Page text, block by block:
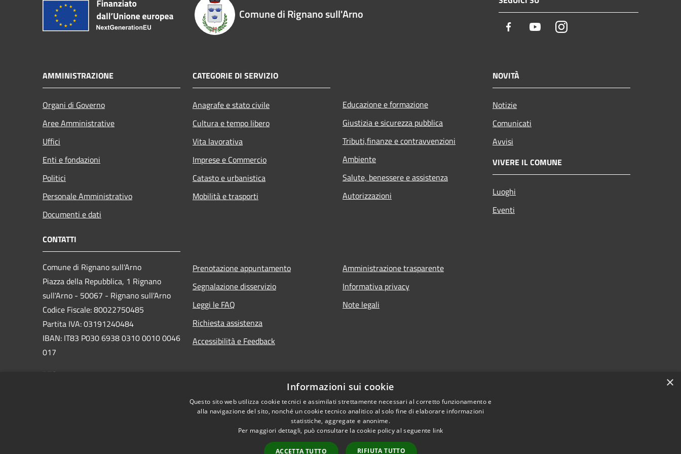
Comune di Rignano sull'Arno
Facebook YoutubeInstagram
AMMINISTRAZIONE
Organi di Governo
Aree Amministrative
Uffici
Enti e fondazioni
Politici
Personale Amministrativo
Documenti e dati
CATEGORIE DI SERVIZIO
Anagrafe e stato civile
Cultura e tempo libero
Vita lavorativa
Imprese e Commercio
Catasto e urbanistica
Mobilità e trasporti
Educazione e formazione
Giustizia e sicurezza pubblica
Tributi,finanze e contravvenzioni
Ambiente
Salute, benessere e assistenza
Autorizzazioni
NOVITÀ
Notizie
Comunicati
Avvisi
VIVERE IL COMUNE
Luoghi
Eventi
CONTATTI
Comune di Rignano sull'Arno
Piazza della Repubblica, 1 Rignano
sull'Arno - 50067 - Rignano sull'Arno
Codice Fiscale: 80022750485
Partita IVA: 03191240484
IBAN: IT83 P030 6938 0310 0010 0046
017
PEC:
Prenotazione appuntamento
Segnalazione disservizio
Leggi le FAQ
Richiesta assistenza
Accessibilità e Feedback
Amministrazione trasparente
Informativa privacy
Note legali
×
Informazioni sui cookie
Questo sito web utilizza cookie tecnici e assimilati strettamente necessari al corretto funzionamento e
alla navigazione del sito, nonché un cookie tecnico analitico al solo fine di elaborare informazioni
statistiche, aggregate e anonime.
Per maggiori dettagli, può consultare la cookie policy al seguente link
ACCETTA TUTTO RIFIUTA TUTTO